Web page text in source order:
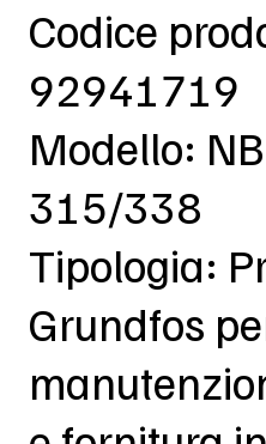
Codice
92941719
Modello:
315/338
Tipologia:
Grundfos